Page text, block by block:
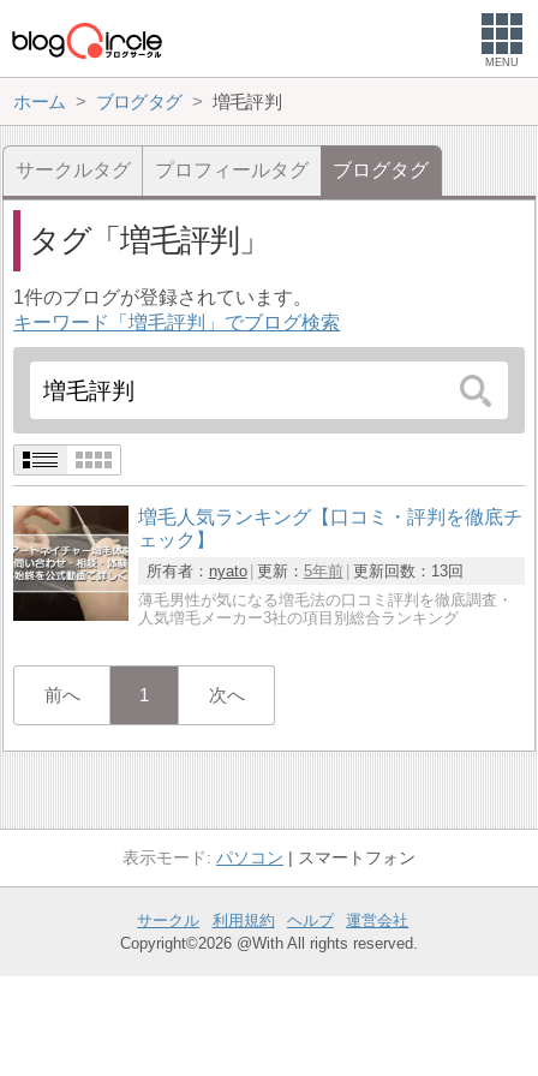
MENU
ホーム ブログタグ 増毛評判
サークルタグ プロフィールタグ ブログタグ
タグ 増毛評判
1件のブログが登録されています。
キーワード「増毛評判」でブログ検索
増毛人気ランキング【口コミ・評判を徹底チ
ェック】
所有者： nyato 更新： 5年前 更新回数： 13回
薄毛男性が気になる増毛法の口コミ評判を徹底調査・
人気増毛メーカー3社の項目別総合ランキング
前へ 1 次へ
パソコン スマートフォン
サークル 利用規約 ヘルプ
運営会社
Copyright©2026 @With All rights reserved.